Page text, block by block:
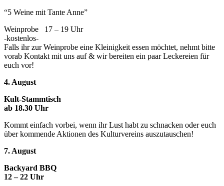
“5 Weine mit Tante Anne”
Weinprobe 17 – 19 Uhr
-kostenlos-
Falls ihr zur Weinprobe eine Kleinigkeit essen möchtet, nehmt bitte
vorab Kontakt mit uns auf & wir bereiten ein paar Leckereien für
euch vor!
4. August
Kult-Stammtisch
ab 18.30 Uhr
Kommt einfach vorbei, wenn ihr Lust habt zu schnacken oder euch
über kommende Aktionen des Kulturvereins auszutauschen!
7. August
Backyard BBQ
12 – 22 Uhr